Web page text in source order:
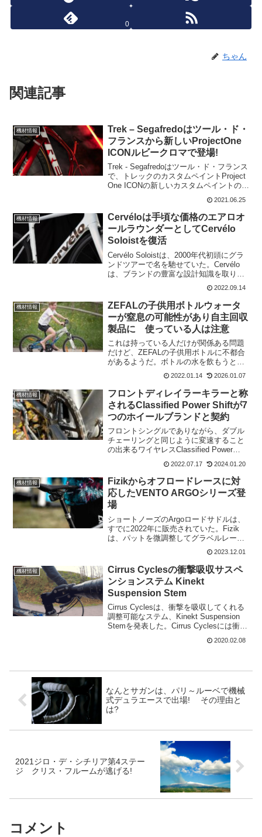
0
ちゃん
関連記事
機材情報
Trek – Segafredoはツール・ド・
フランスから新しいProjectOne
ICONルビークロマで登場!
Trek - Segafredoはツール・ド・フランス
で、トレックのカスタムペイントProject
One ICONの新しいカスタムペイントのバ
イクで登場する。TREKのバイクには、
プロジェクトワンというシステムで自分
でカスタムペイントが出...
2021.06.25
機材情報
Cervéloは手頃な価格のエアロオ
ールラウンダーとしてCervélo
Soloistを復活
Cervélo Soloistは、2000年代初頭にグラ
ンドツアーで名を馳せていた。Cervélo
は、ブランドの豊富な設計知識を取り入
れ、使いやすく、速く走れるエアロダイ
ナミクスレースバイクとしてCervélo
Soloistを復活。新しい...
2022.09.14
機材情報
ZEFALの子供用ボトルウォータ
ーが窒息の可能性があり自主回収
製品に 使っている人は注意
これは持っている人だけが関係ある問題
だけど、ZEFALの子供用ボトルに不都合
があるようだ。ボトルの水を飲もうとし
た時に、プッシュバルブが簡単に外れて
窒息の可能性があることがテストで示さ
れた。実際に事故の報告などはないけれ
ど、自主回収を発表し...
2022.01.14 2026.01.07
機材情報
フロントディレイラーキラーと称
されるClassified Power Shiftが7
つのホイールブランドと契約
フロントシングルでありながら、ダブル
チェーリングと同じように変速すること
の出来るワイヤレスClassified Power
Shift ハブが大きく発展しそうだ。
Classifiedは、7つの主要なホイールブラ
ンドがPowershift対応...
2022.07.17 2024.01.20
機材情報
Fizikからオフロードレースに対
応したVENTO ARGOシリーズ登
場
ショートノーズのArgoロードサドルは、
すでに2022年に販売されていた。Fizik
は、パットを微調整してグラベルレース
にも対応したVENTO ARGOシリーズサ
ドルを発売している。Fizik VENTO
ARGO この投稿をIns...
2023.12.01
機材情報
Cirrus Cyclesの衝撃吸収サスペ
ンションステム Kinekt
Suspension Stem
Cirrus Cyclesは、衝撃を吸収してくれる
調整可能なステム、Kinekt Suspension
Stemを発表した。Cirrus Cyclesには衝撃
吸収してくれるシートポストの製品も作
っており、それに続く衝撃吸収製品とな
2020.02.08
なんとサガンは、パリ～ルーベで機械
式デュラエースで出場! その理由と
は?
2021ジロ・デ・シチリア第4ステー
ジ クリス・フルームが逃げる!
コメント